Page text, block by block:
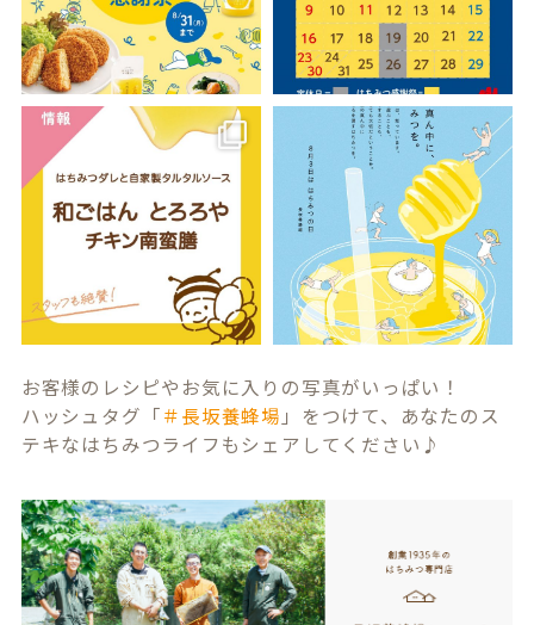
お客様のレシピやお気に入りの写真がいっぱい！
ハッシュタグ「＃長坂養蜂場 」をつけて、あなたのス
テキなはちみつライフもシェアしてください♪